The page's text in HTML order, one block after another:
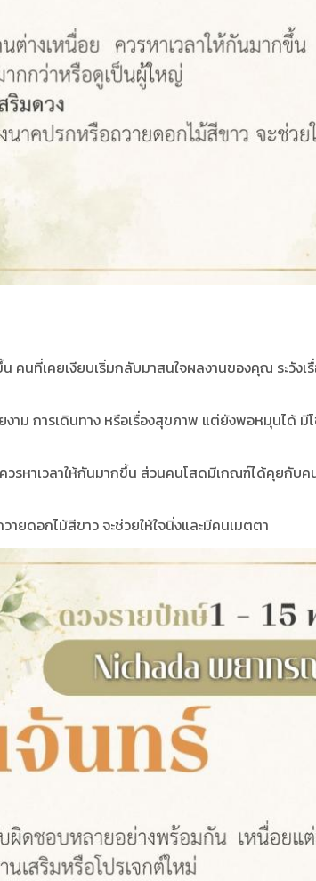
น คนที่เคยเงียบเริ่มกลับมาสนใจผลงานของคุณ ระวั
งาม การเดินทาง หรือเรื่องสุขภาพ แต่ยังพอหมุนได้ มี
วรหาเวลาให้กันมากขึ้น ส่วนคนโสดมีเกณฑ์ได้คุยกับ
ายดอกไม้สีขาว จะช่วยให้ใจนิ่งและมีคนเมตตา